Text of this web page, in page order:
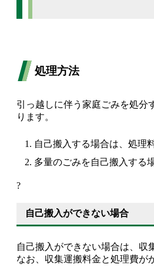
処理方法
引っ越しに伴う家庭ごみを処分
ります。
自己搬入する場合は、処理
多量のごみを自己搬入する
?
自己搬入ができない場合
自己搬入ができない場合は、収
なお、収集運搬料金と処理費が